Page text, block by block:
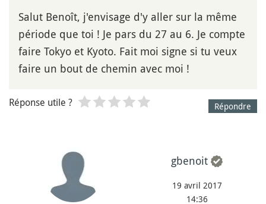
Salut Benoît, j'envisage d'y aller sur la même
période que toi ! Je pars du 27 au 6. Je compte
faire Tokyo et Kyoto. Fait moi signe si tu veux
faire un bout de chemin avec moi !
Répondre
Réponse utile ?
gbenoit
19 avril 2017
14:36